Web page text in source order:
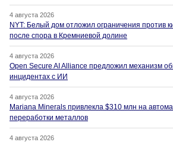
4 августа 2026
NYT: Белый дом отложил ограничения против
после спора в Кремниевой долине
4 августа 2026
Open Secure AI Alliance предложил механизм
инцидентах с ИИ
4 августа 2026
Mariana Minerals привлекла $310 млн на
переработки металлов
4 августа 2026